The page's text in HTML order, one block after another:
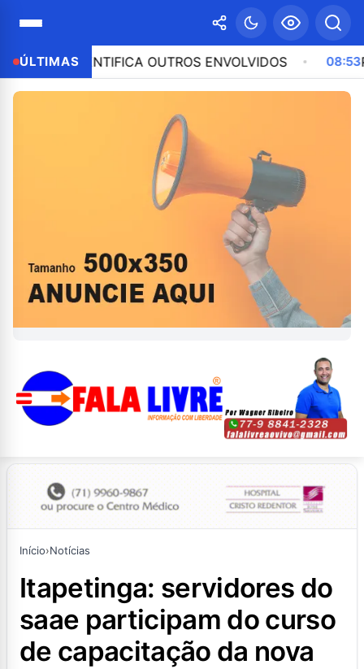
ÚLTIMASOUTROS ENVOLVIDOS 08:53
Início›Notícias
itapetinga: servidores do
saae participam do curso
de capacitação da nova